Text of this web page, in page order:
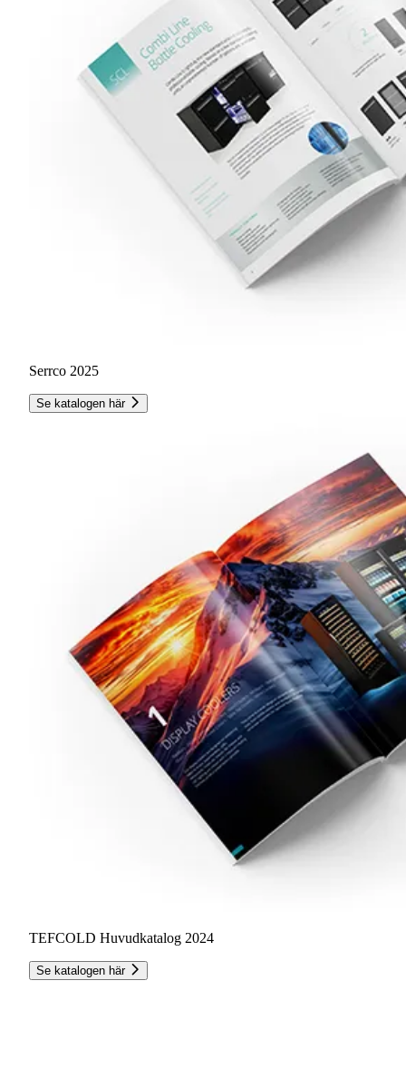
Serrco 2025
Se katalogen här
TEFCOLD Huvudkatalog 2024
Se katalogen här